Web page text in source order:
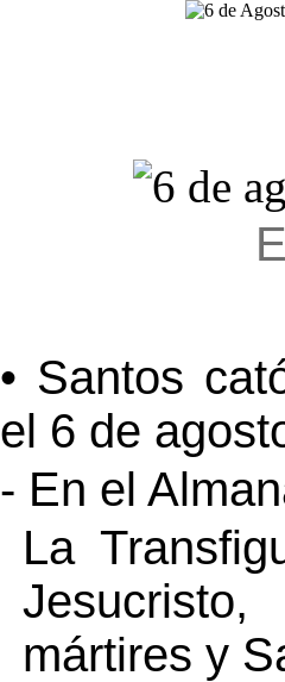
• Santos
el 6 de
- En el
La
mártires y